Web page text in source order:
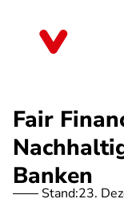
Fair
Banken
Stand:23.